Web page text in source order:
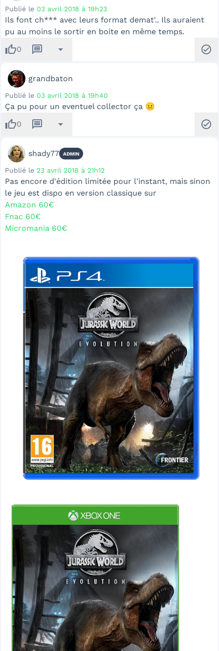
Publié le 03 avril 2018 à 19h23
Ils font ch*** avec leurs format demat'.. Ils auraient
pu au moins le sortir en boite en même temps.
thumb_up0 message arrow_drop_down check_circle
grandbaton
Publié le 03 avril 2018 à 19h40
Ça pu pour un eventuel collector ça 😐
thumb_up0 message arrow_drop_down check_circle
shady77 ADMIN
Publié le 23 avril 2018 à 21h12
Pas encore d'édition limitée pour l'instant, mais sinon
le jeu est dispo en version classique sur
Amazon 60€
Fnac 60€
Micromania 60€